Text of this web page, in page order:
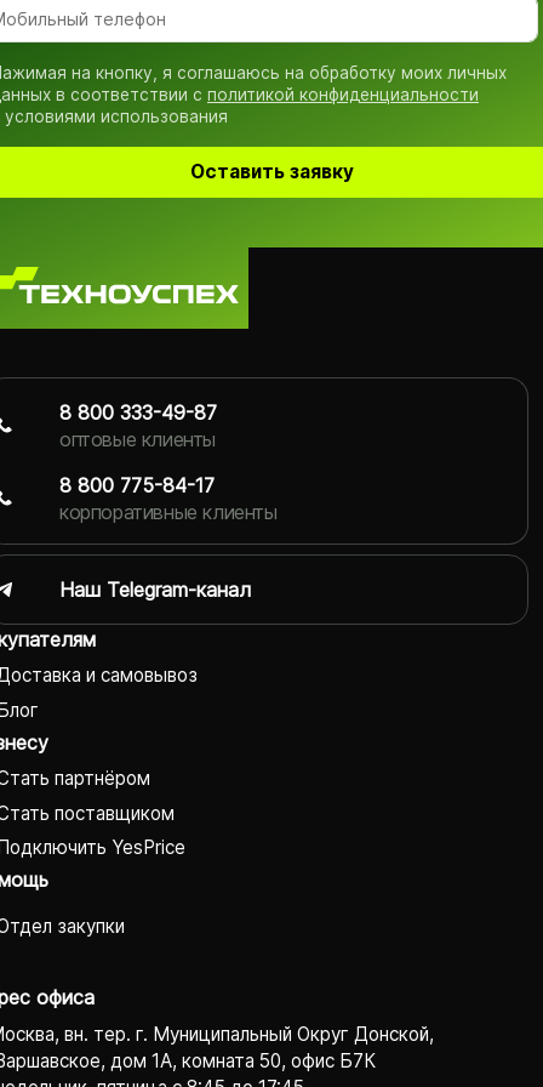
на кнопку, я соглашаюсь на обработку моих личных
в соответствии с политикой конфиденциальности
условиями использования
Оставить заявку
и самовывоз
партнёром
поставщиком
YesPrice
закупки
офиса
вн. тер. г. Муниципальный Округ Донской,
дом 1А, комната 50, офис Б7К
8 800 333-49-87
оптовые клиенты
8 800 775-84-17
корпоративные клиенты
Наш Telegram-канал